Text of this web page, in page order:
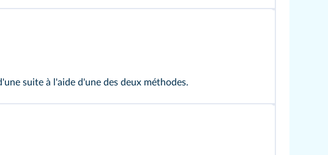
suite à l'aide d'une des deux méthodes.